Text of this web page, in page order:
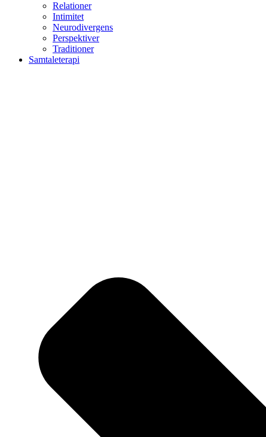
Relationer
Intimitet
Neurodivergens
Perspektiver
Traditioner
Samtaleterapi